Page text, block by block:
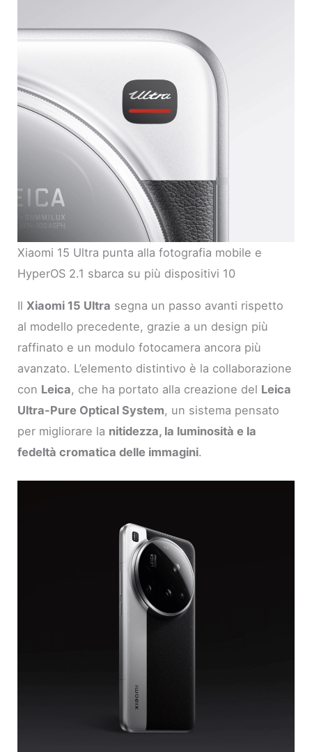
Xiaomi 15 Ultra punta alla fotografia mobile e
HyperOS 2.1 sbarca su più dispositivi 10
IlXiaomi 15 Ultra segna un passo avanti rispetto
al modello precedente, grazie a un design più
raffinato e un modulo fotocamera ancora più
avanzato. L’elemento distintivo è la collaborazione
con Leica, che ha portato alla creazione del Leica
Ultra-Pure Optical System, un sistema pensato
per migliorare la nitidezza, la luminosità e la
fedeltà cromatica delle immagini.